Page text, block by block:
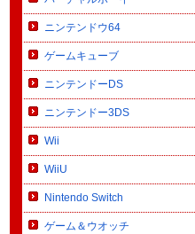
ニンテンドウ64
ゲームキューブ
ニンテンドーDS
ニンテンドー3DS
Wii
WiiU
Nintendo Switch
ゲーム＆ウオッチ